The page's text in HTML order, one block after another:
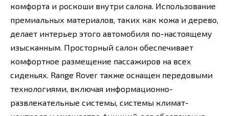
комфорта и роскоши внутри салона. Использование
премиальных материалов, таких как кожа и дерево,
делает интерьер этого автомобиля по-настоящему
изысканным. Просторный салон обеспечивает
комфортное размещение пассажиров на всех
сиденьях. Range Rover также оснащен передовыми
технологиями, включая информационно-
развлекательные системы, системы климат-